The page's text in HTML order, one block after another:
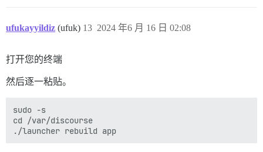
ufukayyildiz (ufuk) 2024 年6 月 16 日 02:08
13
打开您的终端
然后逐一粘贴。
sudo -s
cd /var/discourse